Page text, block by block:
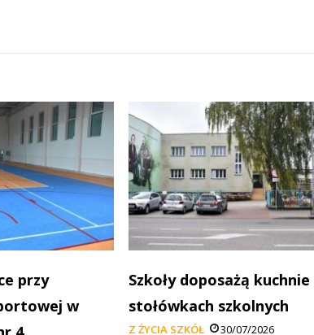
przy
w
Szkoły doposażą kuchnie
stołówkach szkolnych
Z ŻYCIA SZKÓŁ 30/07/2026